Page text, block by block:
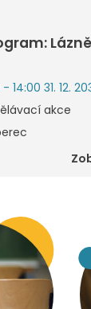
14:00 31. 12.
akce